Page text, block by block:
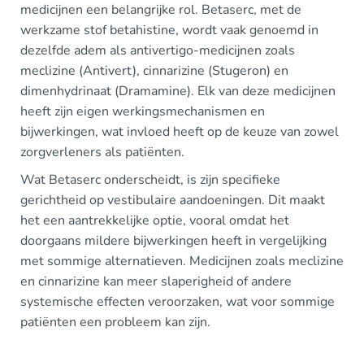
medicijnen een belangrijke rol. Betaserc, met de
werkzame stof betahistine, wordt vaak genoemd in
dezelfde adem als antivertigo-medicijnen zoals
meclizine (Antivert), cinnarizine (Stugeron) en
dimenhydrinaat (Dramamine). Elk van deze medicijnen
heeft zijn eigen werkingsmechanismen en
bijwerkingen, wat invloed heeft op de keuze van zowel
zorgverleners als patiënten.
Wat Betaserc onderscheidt, is zijn specifieke
gerichtheid op vestibulaire aandoeningen. Dit maakt
het een aantrekkelijke optie, vooral omdat het
doorgaans mildere bijwerkingen heeft in vergelijking
met sommige alternatieven. Medicijnen zoals meclizine
en cinnarizine kan meer slaperigheid of andere
systemische effecten veroorzaken, wat voor sommige
patiënten een probleem kan zijn.